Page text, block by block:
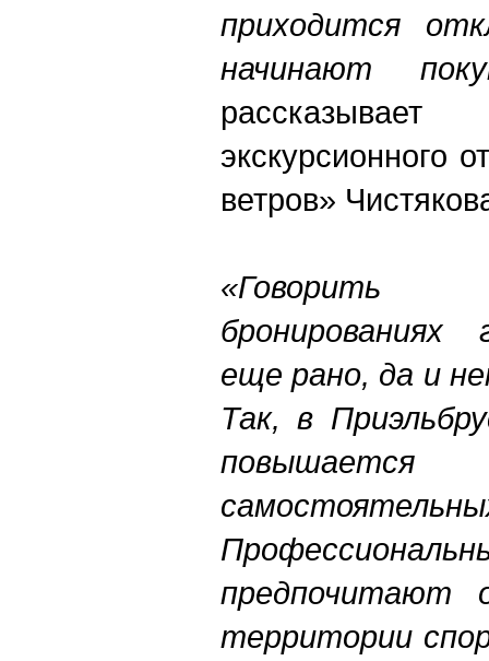
приходится
начинают
экскурсионного
ветров»
«Говорить
еще рано, да и
Так, в
предпочитают
территории